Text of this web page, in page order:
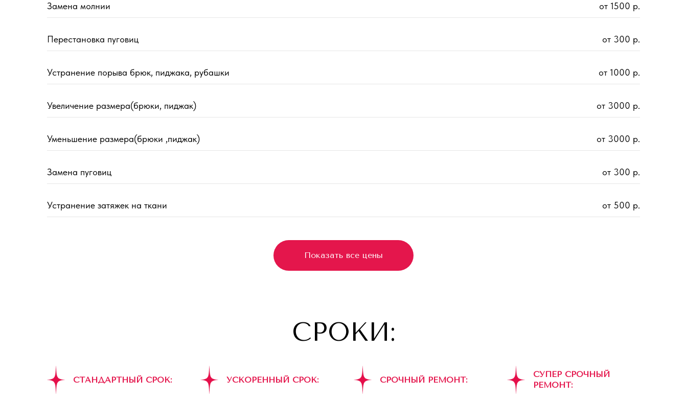
Замена молнии от 1500 р.
Перестановка пуговиц от 300 р.
Устранение порыва брюк, пиджака, рубашки от 1000 р.
Увеличение размера(брюки, пиджак) от 3000 р.
Уменьшение размера(брюки ,пиджак) от 3000 р.
Замена пуговиц от 300 р.
Устранение затяжек на ткани от 500 р.
Показать все цены
СРОКИ:
СТАНДАРТНЫЙ СРОК: УСКОРЕННЫЙ СРОК: СРОЧНЫЙ РЕМОНТ:
СУПЕР СРОЧНЫЙ
РЕМОНТ: